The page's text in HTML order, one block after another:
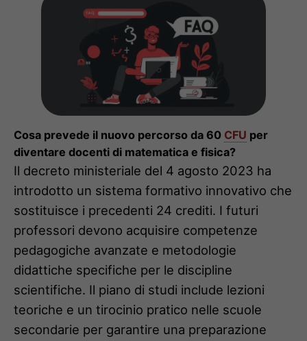
Cosa prevede il nuovo percorso da 60 CFU per
diventare docenti di matematica e fisica?
Il decreto ministeriale del 4 agosto 2023 ha
introdotto un sistema formativo innovativo che
sostituisce i precedenti 24 crediti. I futuri
professori devono acquisire competenze
pedagogiche avanzate e metodologie
didattiche specifiche per le discipline
scientifiche. Il piano di studi include lezioni
teoriche e un tirocinio pratico nelle scuole
secondarie per garantire una preparazione